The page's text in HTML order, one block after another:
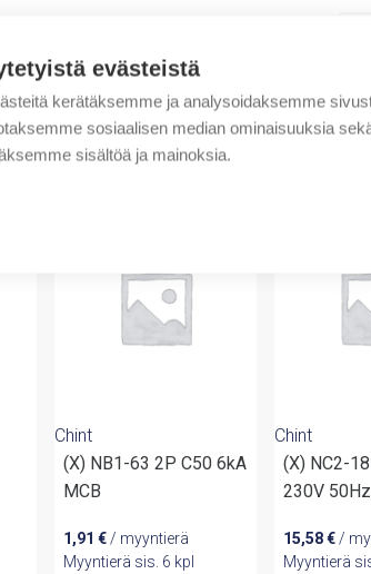
evästeistä
kerätäksemme ja analysoidaksemme
sosiaalisen median ominaisuuksia
sisältöä ja mainoksia.
valmistajalta
Chint
(X) NB1-63 2P C50 6kA
MCB
1,91 €/ myyntierä
Myyntierä sis. 6 kpl
Chint
(X) NC2-
230V 50Hz
15,58€ /
Myyntierä